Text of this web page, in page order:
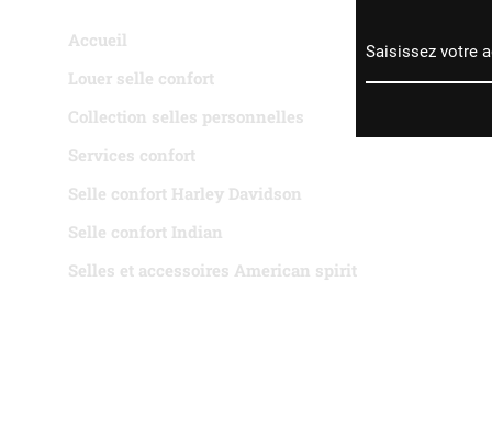
Accueil
Louer selle confort
Collection selles personnelles
Services confort
Selle confort Harley Davidson
Selle confort Indian
Selles et accessoires American spirit